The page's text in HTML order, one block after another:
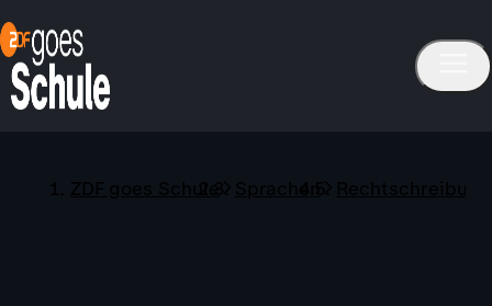
ZDF goes Schule Sprachen Rechtschreibung